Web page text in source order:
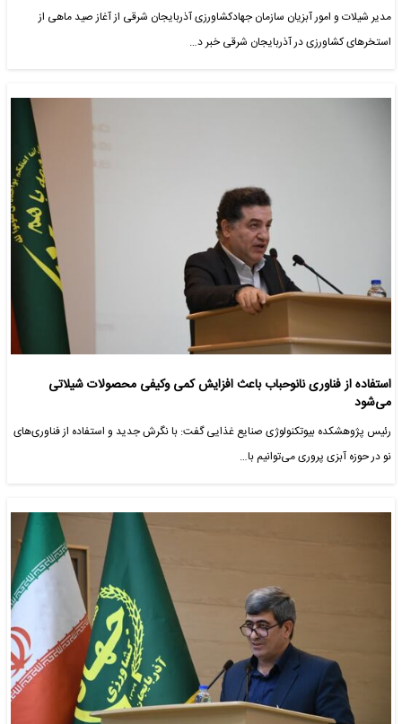
مدیر شیلات و امور آبزیان سازمان جهادکشاورزی آذربایجان شرقی از آغاز صید ماهی از
استخرهای کشاورزی در آذربایجان شرقی خبر د…
استفاده از فناوری نانوحباب باعث افزایش کمی وکیفی محصولات شیلاتی
می‌شود
رئیس پژوهشکده بیوتکنولوژی صنایع غذایی گفت: با نگرش جدید و استفاده از فناوری‌های
نو در حوزه آبزی پروری می‌توانیم با…